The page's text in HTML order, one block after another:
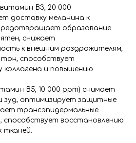
B3, 20 000
доставку меланина к
образование
снижает
к внешним раздражителям,
способствует
коллагена и повышению
B5, 10 000 ppm) снимает
зуд, оптимизирует защитные
трансэпидермальные
способствует восстановлению
тканей.